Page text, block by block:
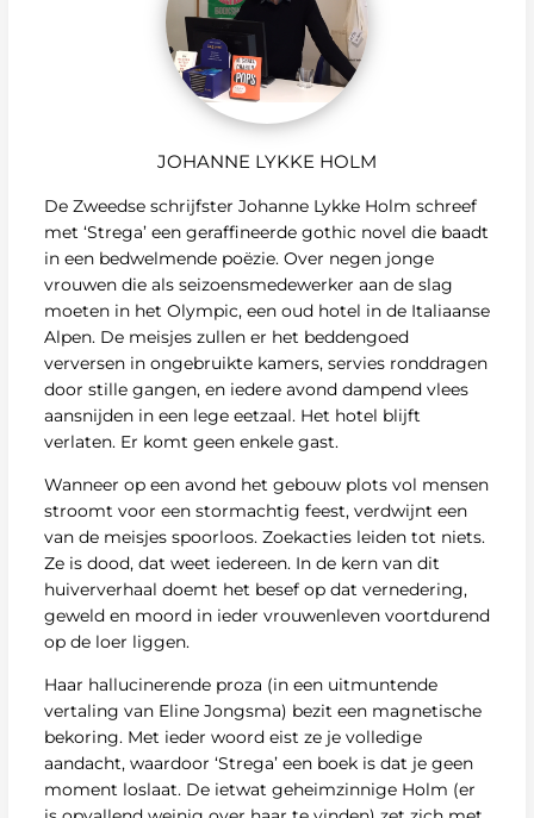
JOHANNE LYKKE HOLM
De Zweedse schrijfster Johanne Lykke Holm schreef
met ‘Strega’ een geraffineerde gothic novel die baadt
in een bedwelmende poëzie. Over negen jonge
vrouwen die als seizoensmedewerker aan de slag
moeten in het Olympic, een oud hotel in de Italiaanse
Alpen. De meisjes zullen er het beddengoed
verversen in ongebruikte kamers, servies ronddragen
door stille gangen, en iedere avond dampend vlees
aansnijden in een lege eetzaal. Het hotel blijft
verlaten. Er komt geen enkele gast.
Wanneer op een avond het gebouw plots vol mensen
stroomt voor een stormachtig feest, verdwijnt een
van de meisjes spoorloos. Zoekacties leiden tot niets.
Ze is dood, dat weet iedereen. In de kern van dit
huiververhaal doemt het besef op dat vernedering,
geweld en moord in ieder vrouwenleven voortdurend
op de loer liggen.
Haar hallucinerende proza (in een uitmuntende
vertaling van Eline Jongsma) bezit een magnetische
bekoring. Met ieder woord eist ze je volledige
aandacht, waardoor ‘Strega’ een boek is dat je geen
moment loslaat. De ietwat geheimzinnige Holm (er